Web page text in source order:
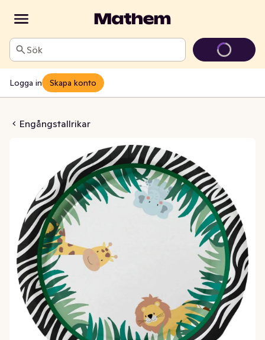
Sök
Logga in Skapa konto
Engångstallrikar
Safari Kids 22cm